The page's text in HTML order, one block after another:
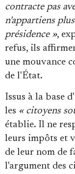
contracte pas
n'appartiens
présidence »,
refus, ils
une mouvance
de l'État.
Issus à la base
les « citoyens
établie. Il ne
leurs impôts et
de leur nom de
l'argument des